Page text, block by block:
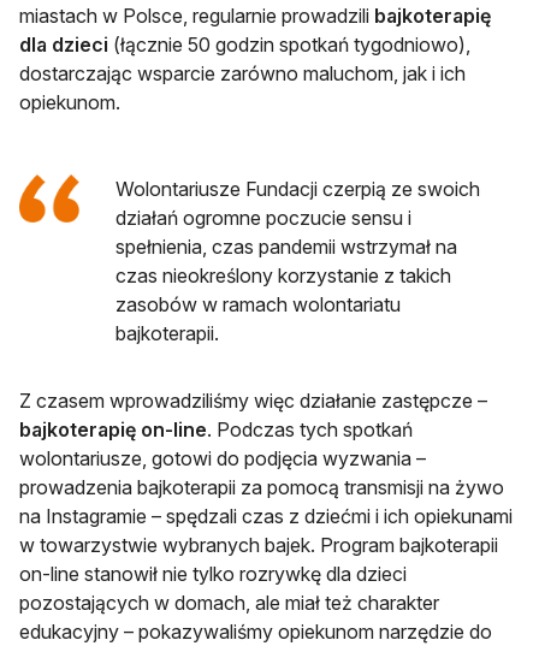
miastach w Polsce, regularnie prowadzili bajkoterapię
dla dzieci (łącznie 50 godzin spotkań tygodniowo),
dostarczając wsparcie zarówno maluchom, jak i ich
opiekunom.
Wolontariusze Fundacji czerpią ze swoich
działań ogromne poczucie sensu i
spełnienia, czas pandemii wstrzymał na
czas nieokreślony korzystanie z takich
zasobów w ramach wolontariatu
bajkoterapii.
Z czasem wprowadziliśmy więc działanie zastępcze –
bajkoterapię on-line. Podczas tych spotkań
wolontariusze, gotowi do podjęcia wyzwania –
prowadzenia bajkoterapii za pomocą transmisji na żywo
na Instagramie – spędzali czas z dziećmi i ich opiekunami
w towarzystwie wybranych bajek. Program bajkoterapii
on-line stanowił nie tylko rozrywkę dla dzieci
pozostających w domach, ale miał też charakter
edukacyjny – pokazywaliśmy opiekunom narzędzie do